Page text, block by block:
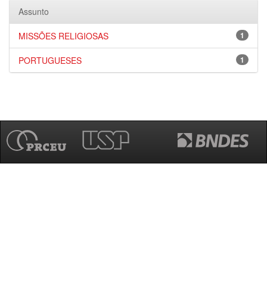
Assunto
1
MISSÕES RELIGIOSAS
1
PORTUGUESES